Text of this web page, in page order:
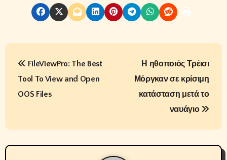
P
n
FileViewPro: The Best
Tool To View and Open
OOS Files
Η ηθοποιός Τρέισι
Μόργκαν σε κρίσιμη
κατάσταση μετά το
ναυάγιο